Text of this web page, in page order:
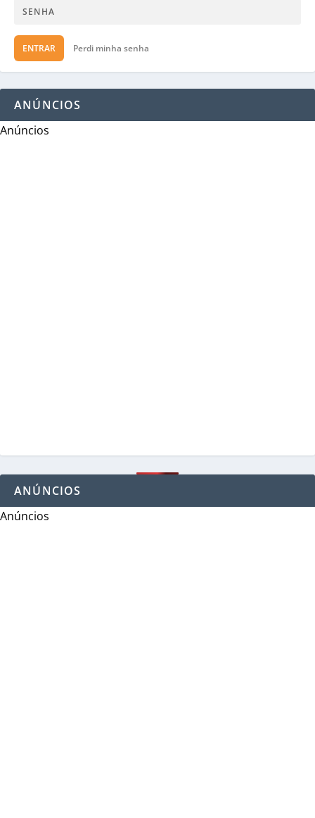
ENTRAR Perdi minha senha
ANÚNCIOS
Anúncios
ANÚNCIOS
Anúncios